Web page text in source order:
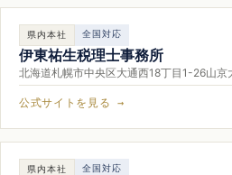
県内本社 全国対応
伊東祐生税理士事務所
北海道札幌市中央区大通西18丁目1-26山京
公式サイトを見る →
県内本社 全国対応